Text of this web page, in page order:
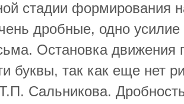
стадии формирования
дробные, одно
Остановка движения
буквы, так как еще нет
Сальникова.